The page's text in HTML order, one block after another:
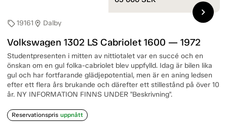
sell19161 location_on Dalby
Volkswagen 1302 LS Cabriolet 1600 — 1972
Studentpresenten i mitten av nittiotalet var en succé och en
önskan om en gul folka-cabriolet blev uppfylld. Idag är bilen lika
gul och har fortfarande glädjepotential, men är en aning ledsen
efter ett flera års brukande och därefter ett stillestånd på över 10
år. NY INFORMATION FINNS UNDER "Beskrivning".
Reservationspris uppnått
chevron_right